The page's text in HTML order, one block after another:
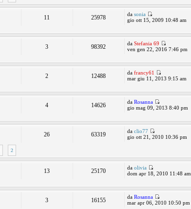
11 25978 da sonia
gio ott 15, 2009 10:48 am
3 98392 da Stefania 69
ven gen 22, 2016 7:46 pm
2 12488 da francy61
mar giu 11, 2013 9:15 am
4 14626 da Rosanna
gio mag 09, 2013 8:40 pm
2
26 63319 da clio77
gio ott 21, 2010 10:36 pm
13 25170 da olivia
dom apr 18, 2010 11:48 am
3 16155 da Rosanna
mar apr 06, 2010 10:50 pm